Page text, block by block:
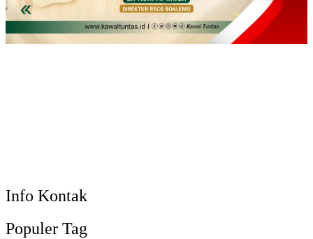
Info Kontak
Populer Tag